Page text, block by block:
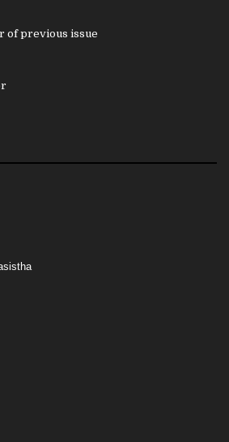
of previous issue